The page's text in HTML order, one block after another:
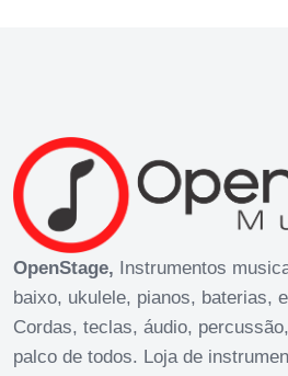
OpenStage, Instrumentos
baixo, ukulele, pianos, baterias,
Cordas, teclas, áudio,
palco de todos. Loja de